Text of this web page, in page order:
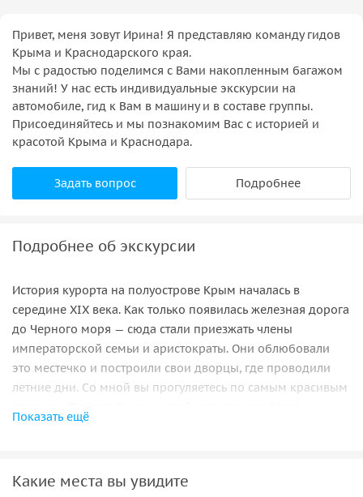
Привет, меня зовут Ирина! Я представляю команду гидов
Крыма и Краснодарского края.
Мы с радостью поделимся с Вами накопленным багажом
знаний! У нас есть индивидуальные экскурсии на
автомобиле, гид к Вам в машину и в составе группы.
Присоединяйтесь и мы познакомим Вас с историей и
красотой Крыма и Краснодара.
Задать вопрос Подробнее
Подробнее об экскурсии
История курорта на полуострове Крым началась в
середине XIX века. Как только появилась железная дорога
до Черного моря — сюда стали приезжать члены
императорской семьи и аристократы. Они облюбовали
это местечко и построили свои дворцы, где проводили
летние дни. Со мной вы прогуляетесь по самым красивым
Черного моря облюбовали важные особы.
Первой нашей остановкой станет Воронцовский дворец в
Показать ещё
Какие места вы увидите